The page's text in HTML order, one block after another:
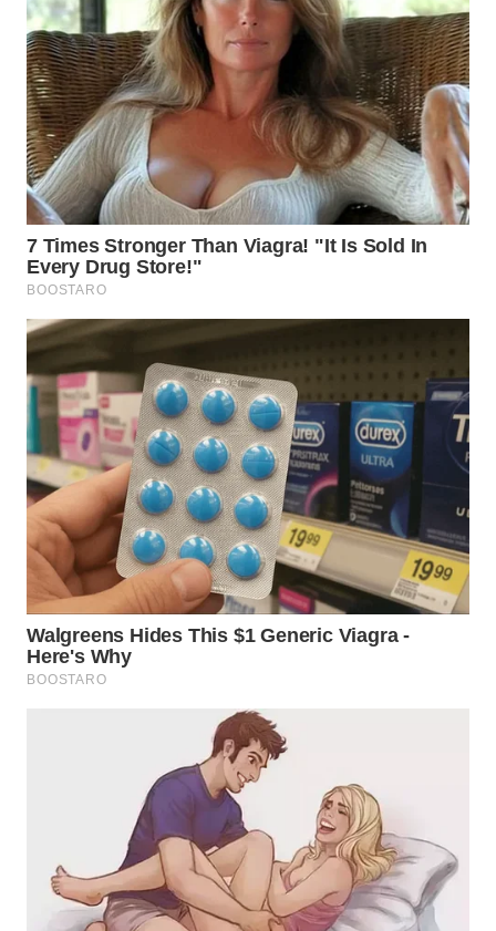
KARO
WN
SIMALUNGUN
WN
LABUHANBATU
WN
TAPANULI
TENGAH
WN DELI
SERDANG
WN
TEBING
TINGGI
WN
PAKPAK
WN
KARAWANG
WN
DEPOK